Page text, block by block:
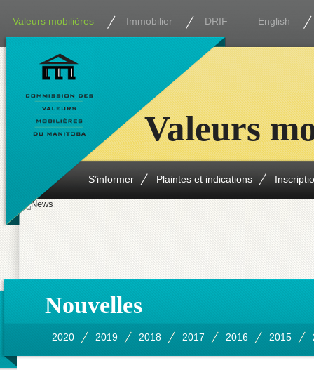
Valeurs mobilières Immobilier DRIF English
S’informer Plaintes et indications
Valeurs
Nouvelles
2020 2019 2018 2017 2016 2015